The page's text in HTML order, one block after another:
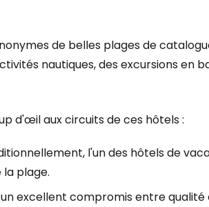
de belles plages de
nautiques, des excursions en
d'œil aux circuits de ces hôtels :
l'un des hôtels de
la plage.
excellent compromis entre qualité